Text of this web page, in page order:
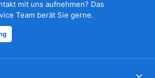
mit uns aufnehmen? Das
Team berät Sie gerne.